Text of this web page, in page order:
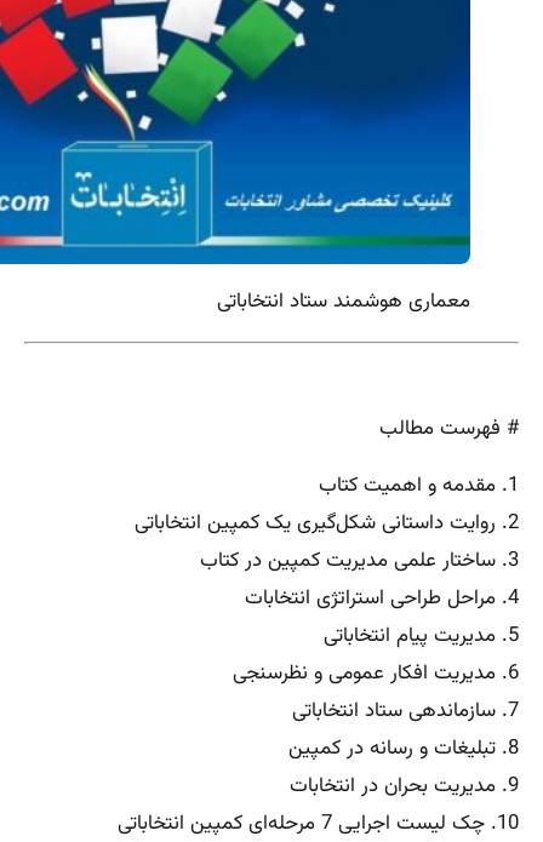
معماری هوشمند ستاد انتخاباتی
# فهرست مطالب
1. مقدمه و اهمیت کتاب
2. روایت داستانی شکل‌گیری یک کمپین انتخاباتی
3. ساختار علمی مدیریت کمپین در کتاب
4. مراحل طراحی استراتژی انتخابات
5. مدیریت پیام انتخاباتی
6. مدیریت افکار عمومی و نظرسنجی
7. سازماندهی ستاد انتخاباتی
8. تبلیغات و رسانه در کمپین
9. مدیریت بحران در انتخابات
10. چک لیست اجرایی 7 مرحله‌ای کمپین انتخاباتی